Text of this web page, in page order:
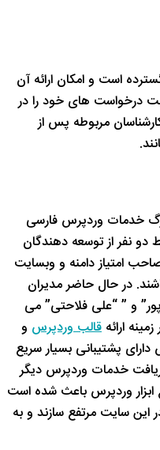
است و امکان ارائه آن
درخواست های خود را در
مربوطه پس از
خدمات وردپرس فارسی
در خرداد سال ۱۳۹۵ توسط دو نفر از توسعه دهندگان
امتیاز دامنه و وبسایت
در حال حاضر مدیران
و ” “علی فلاحتی” می
ارائه قالب وردپرس و
پشتیبانی بسیار سریع
خدمات وردپرس دیگر
وردپرس باعث شده است
این سایت مرتفع سازند و به